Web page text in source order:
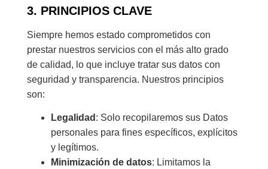
3. PRINCIPIOS CLAVE
Siempre hemos estado comprometidos con
prestar nuestros servicios con el más alto grado
de calidad, lo que incluye tratar sus datos con
seguridad y transparencia. Nuestros principios
son:
Legalidad : Solo recopilaremos sus Datos
personales para fines específicos, explícitos
y legítimos.
Minimización de datos: Limitamos la